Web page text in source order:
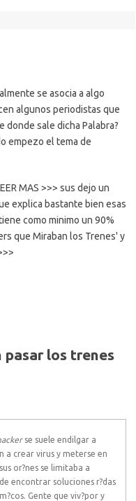
se asocia a algo
algunos periodistas que
sale dicha Palabra?
empezo el tema de
MAS >>> sus dejo un
explica bastante bien esas
como minimo un 90%
que Miraban los Trenes' y
los trenes
se suele endilgar a
a crear virus y meterse en
or?nes se limitaba a
encontrar soluciones r?das
Gente que viv?por y